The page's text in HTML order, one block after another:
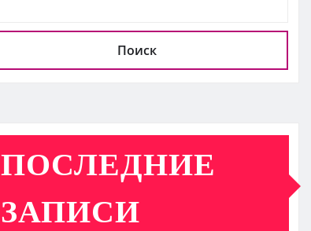
Поиск
ПОСЛЕДНИЕ
ЗАПИСИ